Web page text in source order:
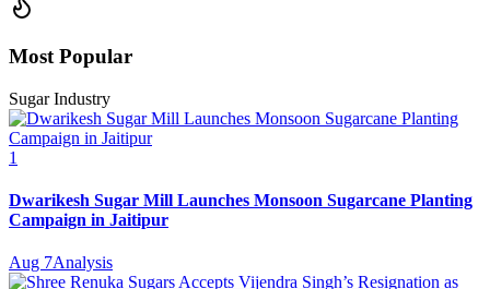
Most Popular
Sugar Industry
1
Dwarikesh Sugar Mill Launches Monsoon Sugarcane Planting
Campaign in Jaitipur
Aug 7Analysis